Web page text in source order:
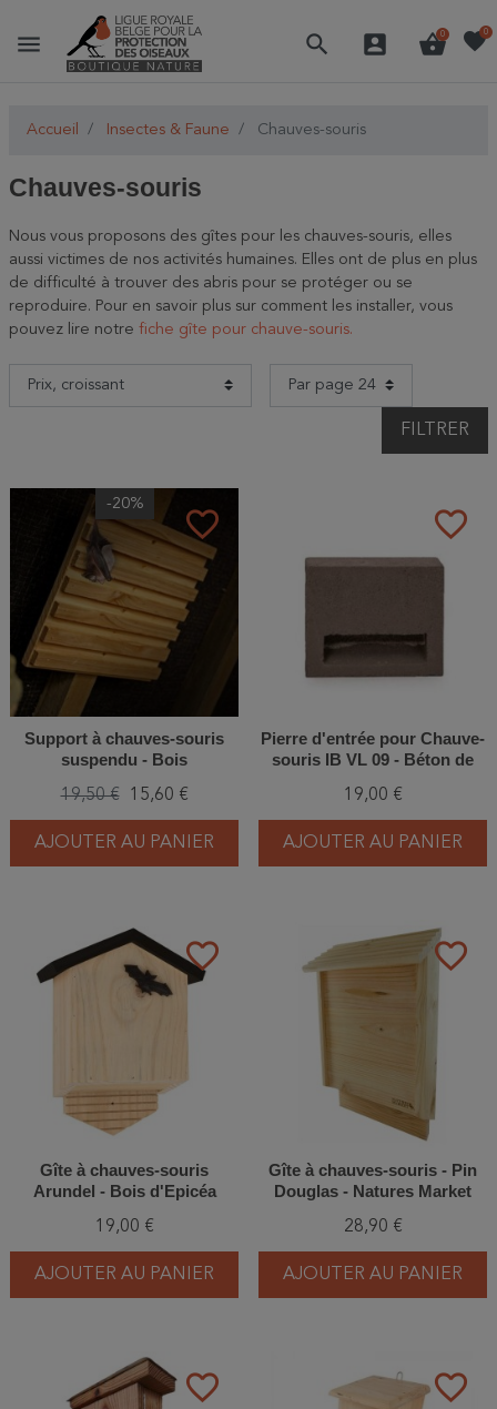
menu search account_box shopping_basket
0 favorite0
Accueil Insectes & Faune Chauves-souris
Chauves-souris
Nous vous proposons des gîtes pour les chauves-souris, elles
aussi victimes de nos activités humaines. Elles ont de plus en plus
de difficulté à trouver des abris pour se protéger ou se
reproduire. Pour en savoir plus sur comment les installer, vous
pouvez lire notre fiche gîte pour chauve-souris.
FILTRER
favorite_border
-20%
Support à chauves-souris
suspendu - Bois
19,50 € 15,60 €
AJOUTER AU PANIER
favorite_border
Pierre d'entrée pour Chauve-
souris IB VL 09 - Béton de
19,00 €
AJOUTER AU PANIER
favorite_border
Gîte à chauves-souris
Arundel - Bois d'Epicéa
19,00 €
AJOUTER AU PANIER
favorite_border
Gîte à chauves-souris - Pin
Douglas - Natures Market
28,90 €
AJOUTER AU PANIER
favorite_border favorite_border